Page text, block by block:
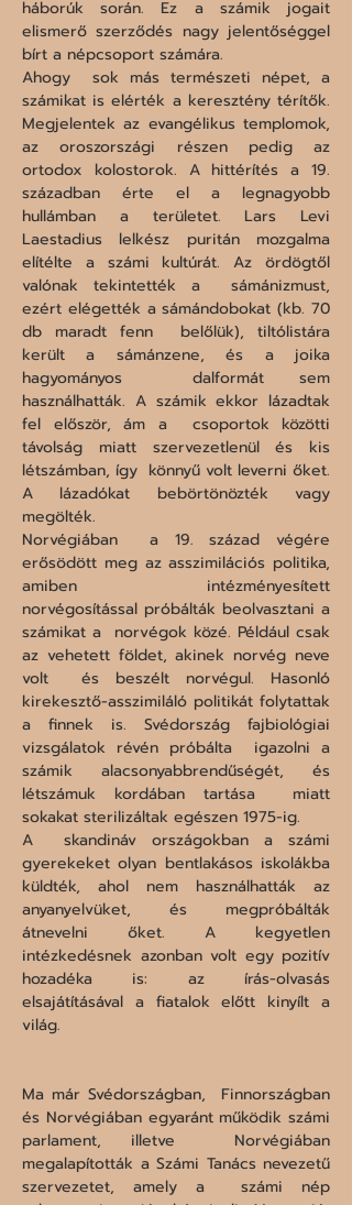
háborúk során. Ez a számik jogait
elismerő szerződés nagy jelentőséggel
bírt a népcsoport számára.
Ahogy  sok más természeti népet, a
számikat is elérték a keresztény térítők.
Megjelentek az evangélikus templomok,
az oroszországi részen pedig az
ortodox kolostorok. A hittérítés a 19.
században érte el a legnagyobb
hullámban a területet. Lars Levi
Laestadius lelkész puritán mozgalma
elítélte a számi kultúrát. Az ördögtől
valónak tekintették a  sámánizmust,
ezért elégették a sámándobokat (kb. 70
db maradt fenn  belőlük), tiltólistára
került a sámánzene, és a joika
hagyományos  dalformát sem
használhatták. A számik ekkor lázadtak
fel először, ám a  csoportok közötti
távolság miatt szervezetlenül és kis
létszámban, így  könnyű volt leverni őket.
A lázadókat bebörtönözték vagy
megölték.
Norvégiában  a 19. század végére
erősödött meg az asszimilációs politika,
amiben  intézményesített
norvégosítással próbálták beolvasztani a
számikat a  norvégok közé. Például csak
az vehetett földet, akinek norvég neve
volt  és beszélt norvégul. Hasonló
kirekesztő-asszimiláló politikát folytattak
a finnek is. Svédország fajbiológiai
vizsgálatok révén próbálta  igazolni a
számik alacsonyabbrendűségét, és
létszámuk kordában tartása  miatt
sokakat sterilizáltak egészen 1975-ig.
A  skandináv országokban a számi
gyerekeket olyan bentlakásos iskolákba
küldték, ahol nem használhatták az
anyanyelvüket, és megpróbálták
átnevelni őket. A kegyetlen
intézkedésnek azonban volt egy pozitív
hozadéka is: az írás-olvasás
elsajátításával a fiatalok előtt kinyílt a
világ.
Ma már Svédországban,  Finnországban
és Norvégiában egyaránt működik számi
parlament, illetve  Norvégiában
megalapították a Számi Tanács nevezetű
szervezetet, amely a  számi nép